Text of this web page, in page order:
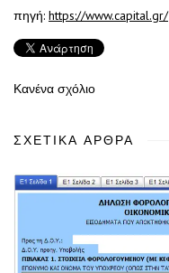
πηγή: https://www.capital.gr/
Κανένα σχόλιο
ΣΧΕΤΙΚΆ ΆΡΘΡΑ